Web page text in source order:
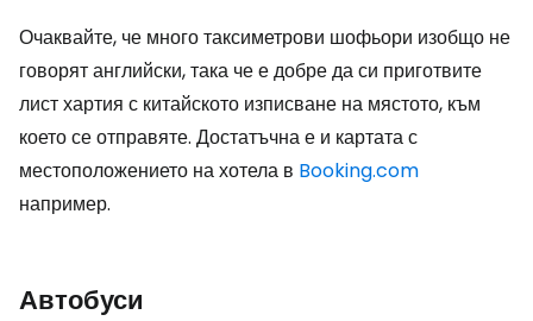
Очаквайте, че много таксиметрови шофьори изобщо не
говорят английски, така че е добре да си приготвите
лист хартия с китайското изписване на мястото, към
което се отправяте. Достатъчна е и картата с
местоположението на хотела в Booking.com
например.
Автобуси